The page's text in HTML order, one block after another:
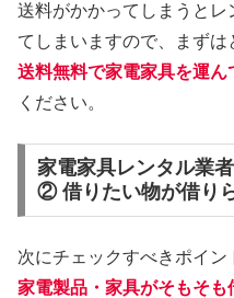
送料がかかってしまうと
てしまいますので、まずは
送料無料で家電家具を運
ください。
家電家具レンタル業
② 借りたい物が借り
次にチェックすべきポイン
家電製品・家具がそもそも